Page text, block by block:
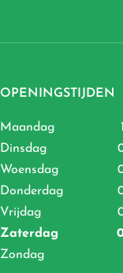
OPENINGSTIJDEN
Maandag
Dinsdag
Woensdag
Donderdag
Vrijdag
Zaterdag
Zondag